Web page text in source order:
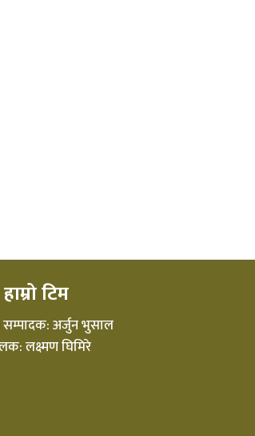
हाम्रो टिम
सम्पादक: अर्जुन भुसाल
लक्ष्मण घिमिरे